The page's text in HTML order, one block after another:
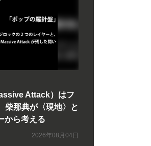
Attack）はフ
那典が〈現地〉と
から考える
2026年08月04日